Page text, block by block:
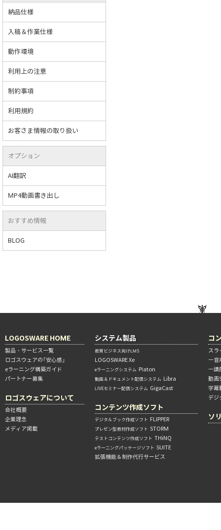
納品仕様
入稿＆作業仕様
動作環境
利用上の注意
制約事項
利用規約
お客さま情報の取り扱い
オプション
AI翻訳
MP4動画書き出し
おすすめ情報
BLOG
LOGOSWARE HOME
製品・サービス一覧
ロゴスウェアの「安心感」
eラーニング構築ガイド
パートナー募集
ロゴスウェアについて
会社概要
企業理念
メディア掲載
システム製品
教育ビジネス向けLMS
LOGOSWARE Xe
eラーニングシステム Platon
動画＆ドキュメント配信システム Libra
LIVEセミナー配信システム GigaCast
コンテンツ作成ソフト
デジタルブック作成ソフト FLIPPER
プレゼン型教材作成ソフト STORM
テストコンテンツ作成ソフト THiNQ
eラーニングパッケージソフト SUITE
拡張機能＆制作代行サービス
コ
ス
―音
―講
動画
字幕
デジ
ソ